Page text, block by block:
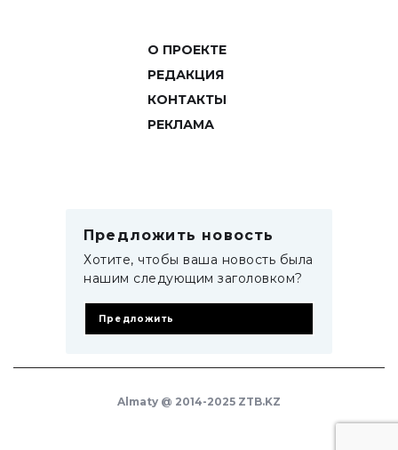
О ПРОЕКТЕ
РЕДАКЦИЯ
КОНТАКТЫ
РЕКЛАМА
Предложить новость
Хотите, чтобы ваша новость была
нашим следующим заголовком?
Предложить
Almaty @ 2014-2025 ZTB.KZ